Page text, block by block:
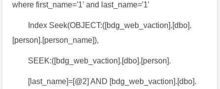
where first_name='1' and last_name='1'
Index Seek(OBJECT:([bdg_web_vaction].[dbo].
[person].[person_name]),
SEEK:([bdg_web_vaction].[dbo].[person].
[last_name]=[@2] AND [bdg_web_vaction].[dbo].